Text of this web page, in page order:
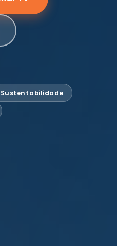
Sustentabilidade